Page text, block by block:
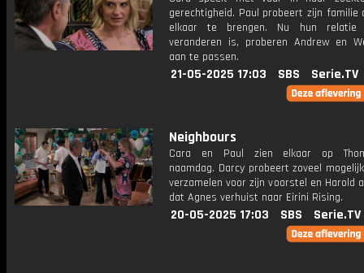
gerechtigheid. Paul probeert zijn familie
elkaar te brengen. Nu hun
veranderen is, proberen Andrew en
aan te passen.
21-05-2025 17:03 SBS Serie.TV
Neighbours
Cara en Paul zien elkaar op
naamdag. Darcy probeert zoveel
verzamelen voor zijn voorstel en Harold
dat Agnes verhuist naar Eirini Rising.
20-05-2025 17:03 SBS Serie.TV